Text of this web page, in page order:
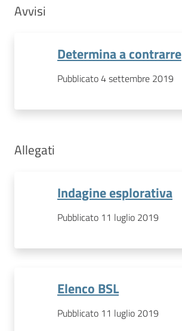
Avvisi
Determina a contrarre
Pubblicato 4 settembre 2019
Allegati
Indagine esplorativa
Pubblicato 11 luglio 2019
Elenco BSL
Pubblicato 11 luglio 2019